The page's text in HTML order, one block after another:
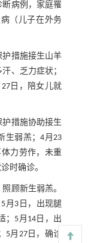
病例，家庭罹
（儿子在外务
护措施接生山羊
、乏力症状；
日，陪女儿就
护措施协助接生
生弱羔；4月23
力劳作，未重
时确诊。
顾新生弱羔。
月3日，出现腿
；5月14日，出
月27日，确诊